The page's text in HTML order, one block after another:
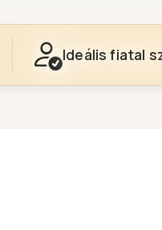
Ideális fiatal